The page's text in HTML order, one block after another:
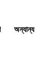
অন্যান্য